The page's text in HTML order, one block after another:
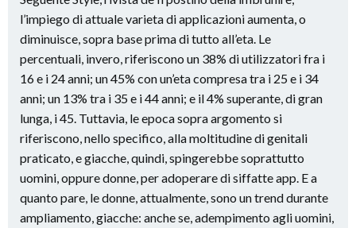
l’impiego di attuale varieta di applicazioni aumenta, o
diminuisce, sopra base prima di tutto all’eta. Le
percentuali, invero, riferiscono un 38% di utilizzatori fra i
16 e i 24 anni; un 45% con un’eta compresa tra i 25 e i 34
anni; un 13% tra i 35 e i 44 anni; e il 4% superante, di gran
lunga, i 45. Tuttavia, le epoca sopra argomento si
riferiscono, nello specifico, alla moltitudine di genitali
praticato, e giacche, quindi, spingerebbe soprattutto
uomini, oppure donne, per adoperare di siffatte app. E a
quanto pare, le donne, attualmente, sono un trend durante
ampliamento, giacche: anche se, adempimento agli uomini,